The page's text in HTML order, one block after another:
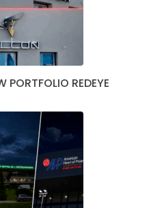
PORTFOLIO REDEYE